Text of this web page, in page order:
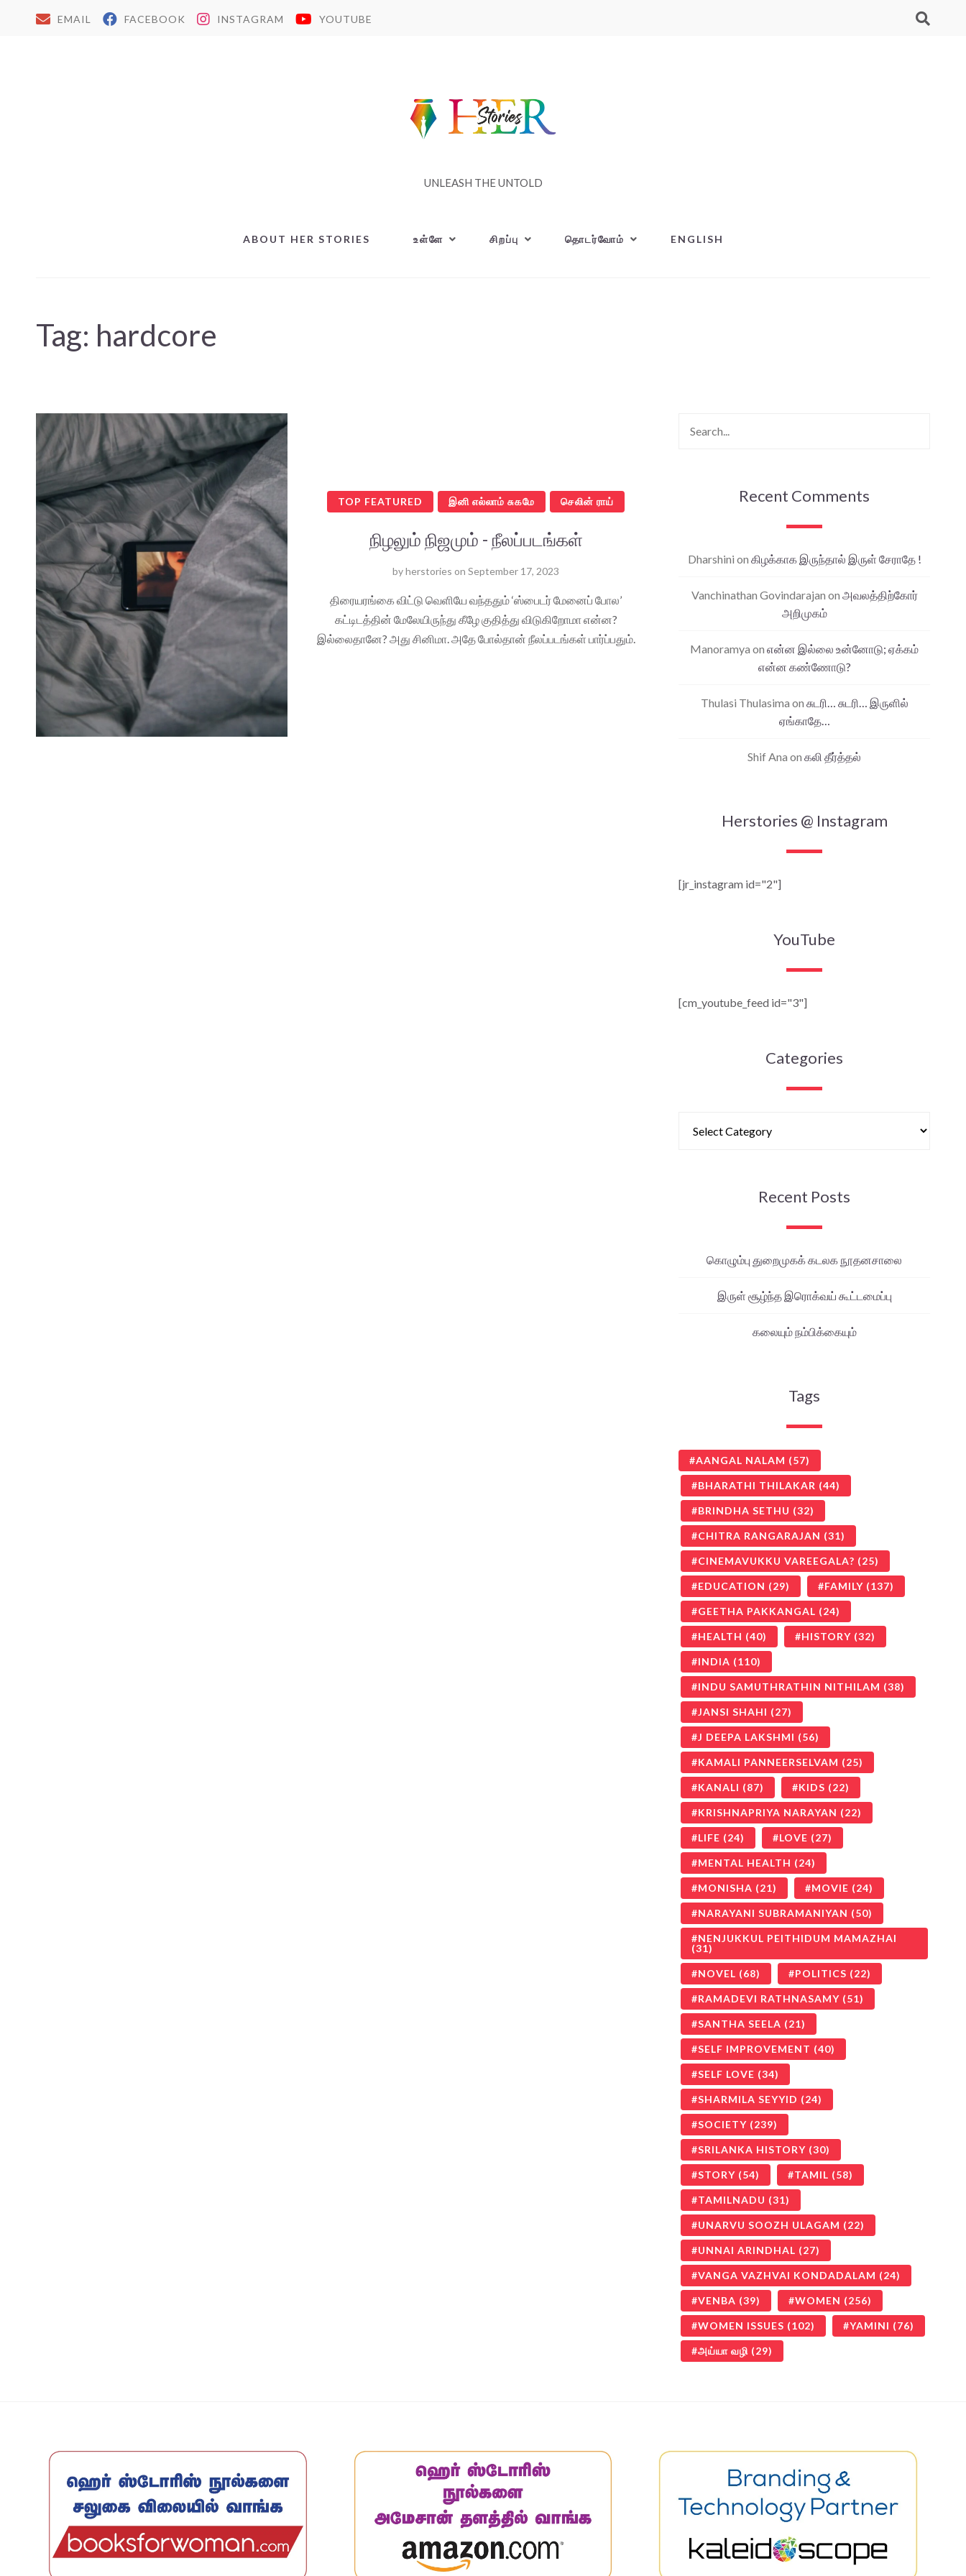
EMAIL FACEBOOK INSTAGRAM YOUTUBE
UNLEASH THE UNTOLD
ABOUT HER STORIES உள்ளே சிறப்பு தொடர்வோம் ENGLISH
Tag: hardcore
TOP FEATURED இனி எல்லாம் சுகமே செலின் ராய்
நிழலும் நிஜமும் - நீலப்படங்கள்
byherstories on September 17, 2023
திரையரங்கை விட்டு வெளியே வந்ததும் ‘ஸ்பைடர் மேனைப் போல’
கட்டிடத்தின் மேலேயிருந்து கீழே குதித்து விடுகிறோமா என்ன?
இல்லைதானே? அது சினிமா. அதே போல்தான் நீலப்படங்கள் பார்ப்பதும்.
Recent Comments
Dharshini on கிழக்காக இருந்தால் இருள் சேராதே !
Vanchinathan Govindarajan on அவலத்திற்கோர்
அறிமுகம்
Manoramya on என்ன இல்லை உன்னோடு; ஏக்கம்
என்ன கண்ணோடு?
Thulasi Thulasima on சுடரி… சுடரி… இருளில்
ஏங்காதே…
Shif Ana on கலி தீர்த்தல்
Herstories @ Instagram
[jr_instagram id="2"]
YouTube
[cm_youtube_feed id="3"]
Categories
Recent Posts
கொழும்பு துறைமுகக் கடலக நூதனசாலை
இருள் சூழ்ந்த இரொக்வய் கூட்டமைப்பு
கலையும் நம்பிக்கையும்
Tags
AANGAL NALAM (57)
BHARATHI THILAKAR (44)
BRINDHA SETHU (32)
CHITRA RANGARAJAN (31)
CINEMAVUKKU VAREEGALA? (25)
EDUCATION (29) FAMILY (137)
GEETHA PAKKANGAL (24)
HEALTH (40) HISTORY (32)
INDIA (110)
INDU SAMUTHRATHIN NITHILAM (38)
JANSI SHAHI (27)
J DEEPA LAKSHMI (56)
KAMALI PANNEERSELVAM (25)
KANALI (87) KIDS (22)
KRISHNAPRIYA NARAYAN (22)
LIFE (24) LOVE (27)
MENTAL HEALTH (24)
MONISHA (21) MOVIE (24)
NARAYANI SUBRAMANIYAN (50)
NENJUKKUL PEITHIDUM MAMAZHAI
(31)
NOVEL (68) POLITICS (22)
RAMADEVI RATHNASAMY (51)
SANTHA SEELA (21)
SELF IMPROVEMENT (40)
SELF LOVE (34)
SHARMILA SEYYID (24)
SOCIETY (239)
SRILANKA HISTORY (30)
STORY (54) TAMIL (58)
TAMILNADU (31)
UNARVU SOOZH ULAGAM (22)
UNNAI ARINDHAL (27)
VANGA VAZHVAI KONDADALAM (24)
VENBA (39) WOMEN (256)
WOMEN ISSUES (102) YAMINI (76)
அய்யா வழி (29)